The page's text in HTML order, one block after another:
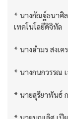
* นางกัณฐ์ธนาศิ
เทคโนโลยีดิจิทัล
* นางอำมร สงเ
* นางกนกวรรณ
* นายสุรียาพันธ์